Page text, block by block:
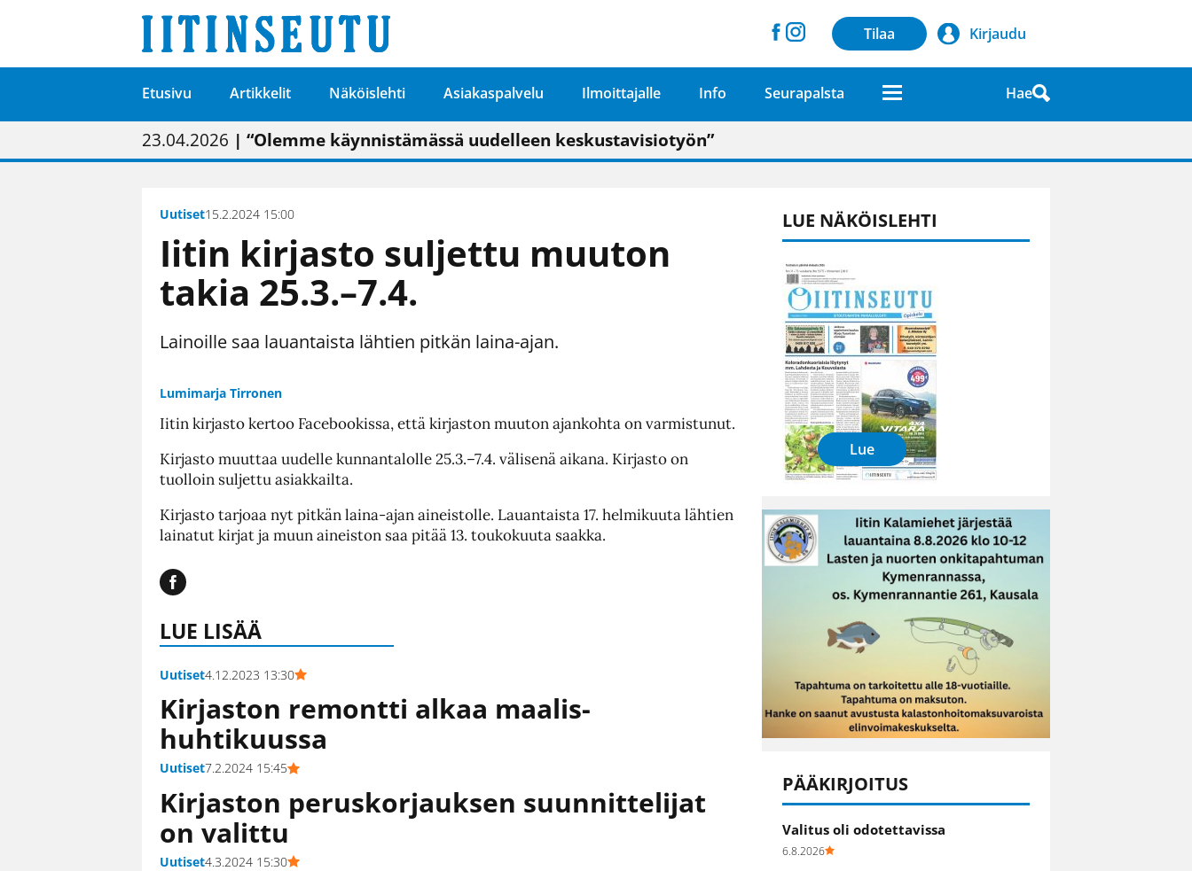
Tilaa Kirjaudu
Etusivu Artikkelit Näköislehti Asiakaspalvelu Ilmoittajalle Info Seurapalsta Hae
01.02.2026 | Painon vaihtumisen pitäisi näkyä hieman parempana painojäljen laatuna lehdessä
05.02.2026 | Uudistettu kunnantalo on valoisa
23.04.2026 | “Olemme käynnistämässä uudelleen keskustavisiotyön”
09.05.2026| "Maalla on totuttu elämään omavaraisemmin kuin kaupungissa"
Uutiset15.2.2024 15:00
Iitin kirjasto suljettu muuton
takia 25.3.–7.4.
Lainoille saa lauantaista lähtien pitkän laina-ajan.
Lumimarja Tirronen
Iitin kirjasto kertoo Facebookissa, että kirjaston muuton ajankohta on varmistunut.
Kirjasto muuttaa uudelle kunnantalolle 25.3.–7.4. välisenä aikana. Kirjasto on
tuolloin suljettu asiakkailta.
Kirjasto tarjoaa nyt pitkän laina-ajan aineistolle. Lauantaista 17. helmikuuta lähtien
lainatut kirjat ja muun aineiston saa pitää 13. toukokuuta saakka.
LUE LISÄÄ
Uutiset4.12.2023 13:30
Kirjaston remontti alkaa maalis-
huhtikuussa
Uutiset7.2.2024 15:45
Kirjaston peruskorjauksen suunnittelijat
on valittu
Uutiset4.3.2024 15:30
LUE NÄKÖISLEHTI
Lue
PÄÄKIRJOITUS
Valitus oli odotettavissa
6.8.2026